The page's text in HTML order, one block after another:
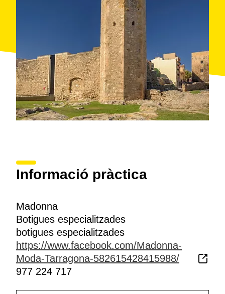
Informació pràctica
Madonna
Botigues especialitzades
botigues especialitzades
https://www.facebook.com/Madonna-
Moda-Tarragona-582615428415988/
977 224 717